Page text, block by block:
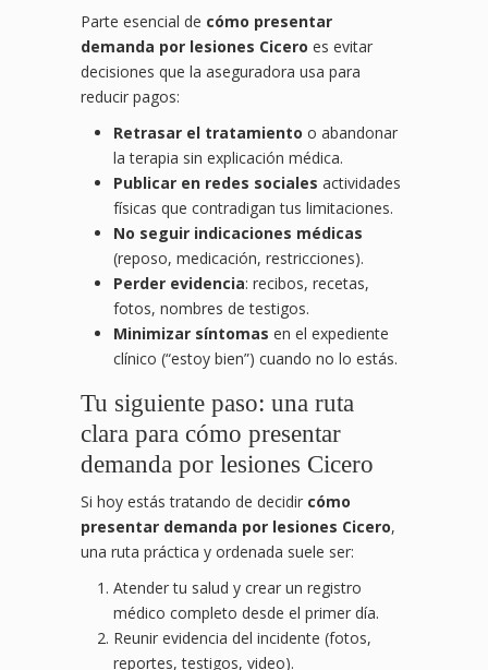
Parte esencial de cómo presentar
demanda por lesiones Cicero es evitar
decisiones que la aseguradora usa para
reducir pagos:
Retrasar el tratamiento o abandonar
la terapia sin explicación médica.
Publicar en redes sociales actividades
físicas que contradigan tus limitaciones.
No seguir indicaciones médicas
(reposo, medicación, restricciones).
Perder evidencia: recibos, recetas,
fotos, nombres de testigos.
Minimizar síntomas en el expediente
clínico (“estoy bien”) cuando no lo estás.
Tu siguiente paso: una ruta
clara para cómo presentar
demanda por lesiones Cicero
Si hoy estás tratando de decidir cómo
presentar demanda por lesiones Cicero,
una ruta práctica y ordenada suele ser:
Atender tu salud y crear un registro
médico completo desde el primer día.
Reunir evidencia del incidente (fotos,
reportes, testigos, video).